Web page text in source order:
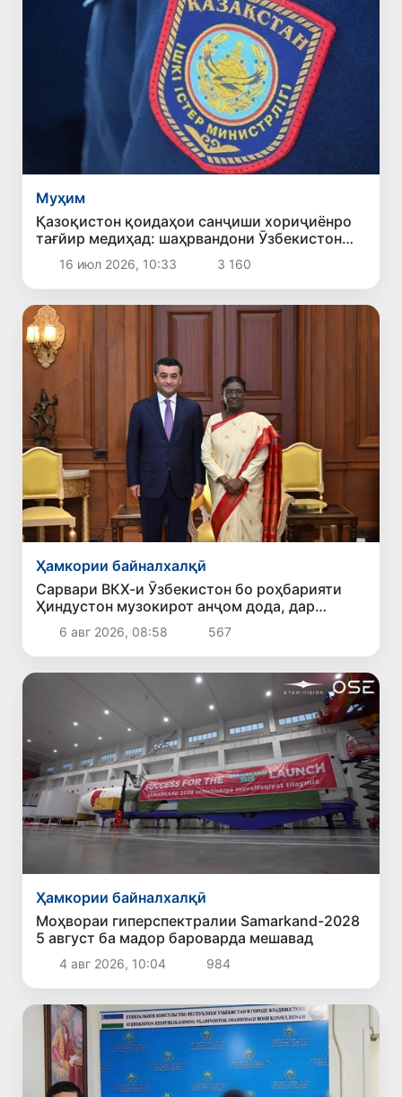
Муҳим
Қазоқистон қоидаҳои санҷиши хориҷиёнро
тағйир медиҳад: шаҳрвандони Ӯзбекистон
чиро бояд донанд
16 июл 2026, 10:33 3 160
Ҳамкории байналхалқӣ
Сарвари ВКХ-и Ӯзбекистон бо роҳбарияти
Ҳиндустон музокирот анҷом дода, дар
Форуми соҳибкории Ӯзбекистону Ҳиндустон
иштирок кард
6 авг 2026, 08:58 567
Ҳамкории байналхалқӣ
Моҳвораи гиперспектралии Samarkand-2028
5 август ба мадор бароварда мешавад
4 авг 2026, 10:04 984